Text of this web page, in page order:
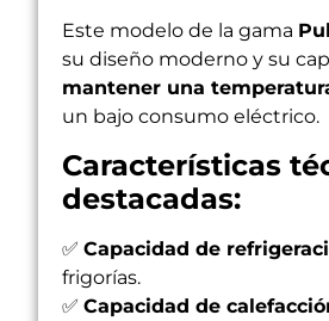
Este modelo de la gama
su diseño moderno y su
mantener una
un bajo consumo eléctrico.
Características
destacadas:
✅Capacidad de
frigorías.
✅Capacidad de